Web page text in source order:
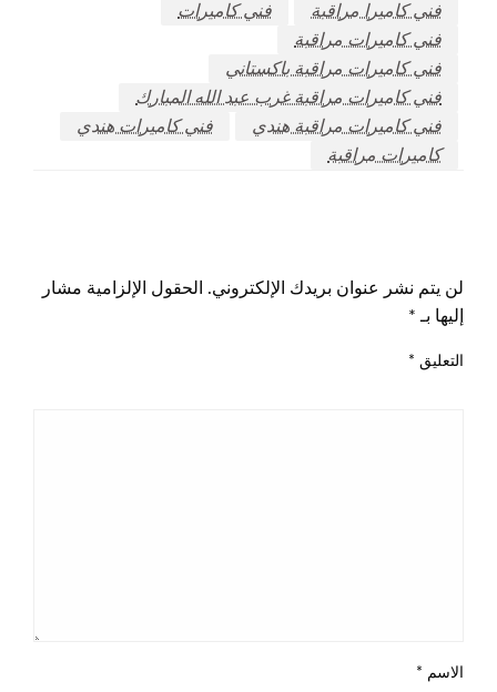
فني كاميرا مراقبة
فني كاميرات
فني كاميرات مراقبة
فني كاميرات مراقبة باكستاني
فني كاميرات مراقبة غرب عبد الله المبارك
فني كاميرات مراقبة هندي
فني كاميرات هندي
كاميرات مراقبة
لن يتم نشر عنوان بريدك الإلكتروني.
الحقول الإلزامية مشار
إليها بـ *
التعليق *
الاسم *